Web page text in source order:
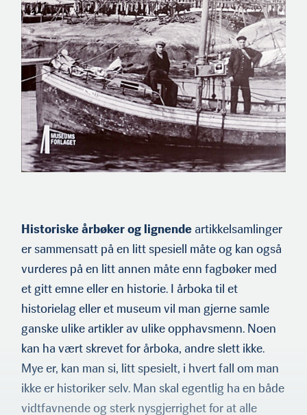
Historiske årbøker og lignende artikkelsamlinger
er sammensatt på en litt spesiell måte og kan også
vurderes på en litt annen måte enn fagbøker med
et gitt emne eller en historie. I årboka til et
historielag eller et museum vil man gjerne samle
ganske ulike artikler av ulike opphavsmenn. Noen
kan ha vært skrevet for årboka, andre slett ikke.
Mye er, kan man si, litt spesielt, i hvert fall om man
ikke er historiker selv. Man skal egentlig ha en både
vidtfavnende og sterk nysgjerrighet for at alle